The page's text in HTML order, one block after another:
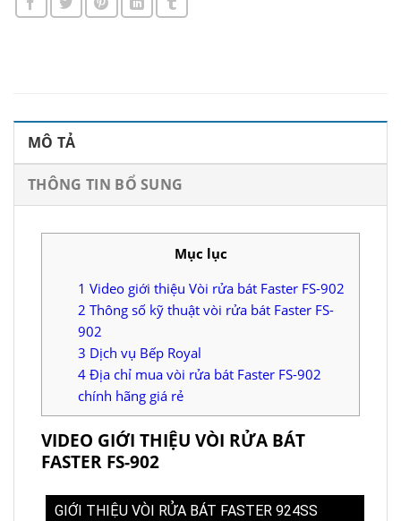
MÔ TẢ
THÔNG TIN BỔ SUNG
Mục lục
1 Video giới thiệu Vòi rửa bát Faster FS-902
2 Thông số kỹ thuật vòi rửa bát Faster FS-
902
3 Dịch vụ Bếp Royal
4 Địa chỉ mua vòi rửa bát Faster FS-902
chính hãng giá rẻ
VIDEO GIỚI THIỆU VÒI RỬA BÁT
FASTER FS-902
GIỚI THIỆU VÒI RỬA BÁT FASTER 924SS